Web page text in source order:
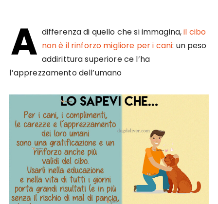
A differenza di quello che si immagina,il cibo
non è il rinforzo migliore per i cani: un peso
addirittura superiore ce l’ha
l’apprezzamento dell’umano